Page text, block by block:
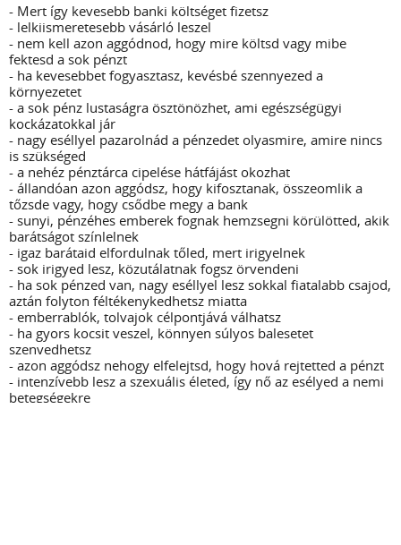
- Mert így kevesebb banki költséget fizetsz
- lelkiismeretesebb vásárló leszel
- nem kell azon aggódnod, hogy mire költsd vagy mibe
fektesd a sok pénzt
- ha kevesebbet fogyasztasz, kevésbé szennyezed a
környezetet
- a sok pénz lustaságra ösztönözhet, ami egészségügyi
kockázatokkal jár
- nagy eséllyel pazarolnád a pénzedet olyasmire, amire nincs
is szükséged
- a nehéz pénztárca cipelése hátfájást okozhat
- állandóan azon aggódsz, hogy kifosztanak, összeomlik a
tőzsde vagy, hogy csődbe megy a bank
- sunyi, pénzéhes emberek fognak hemzsegni körülötted, akik
barátságot színlelnek
- igaz barátaid elfordulnak tőled, mert irigyelnek
- sok irigyed lesz, közutálatnak fogsz örvendeni
- ha sok pénzed van, nagy eséllyel lesz sokkal fiatalabb csajod,
aztán folyton féltékenykedhetsz miatta
- emberrablók, tolvajok célpontjává válhatsz
- ha gyors kocsit veszel, könnyen súlyos balesetet
szenvedhetsz
- azon aggódsz nehogy elfelejtsd, hogy hová rejtetted a pénzt
- intenzívebb lesz a szexuális életed, így nő az esélyed a nemi
betegségekre